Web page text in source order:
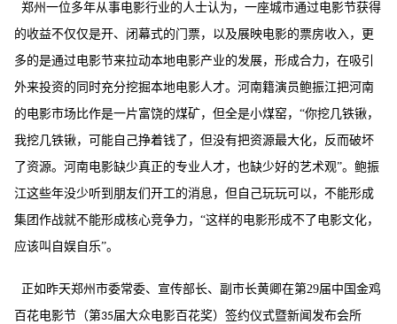
郑州一位多年从事电影行业的人士认为，一座城市通过电影节获得
的收益不仅仅是开、闭幕式的门票，以及展映电影的票房收入，更
多的是通过电影节来拉动本地电影产业的发展，形成合力，在吸引
外来投资的同时充分挖掘本地电影人才。河南籍演员鲍振江把河南
的电影市场比作是一片富饶的煤矿，但全是小煤窑， “你挖几铁锹，
我挖几铁锹，可能自己挣着钱了，但没有把资源最大化，反而破坏
了资源。河南电影缺少真正的专业人才，也缺少好的艺术观”。鲍振
江这些年没少听到朋友们开工的消息，但自己玩玩可以，不能形成
集团作战就不能形成核心竞争力，“这样的电影形成不了电影文化，
应该叫自娱自乐”。
正如昨天郑州市委常委、宣传部长、副市长黄卿在第29届中国金鸡
百花电影节（第35届大众电影百花奖）签约仪式暨新闻发布会所